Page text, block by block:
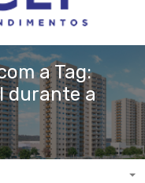
a Tag:
durante a